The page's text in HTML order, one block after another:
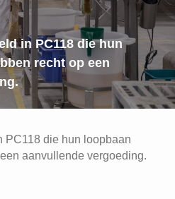
in PC118 die hun
recht op een
PC118 die hun loopbaan
aanvullende vergoeding.
met
118)